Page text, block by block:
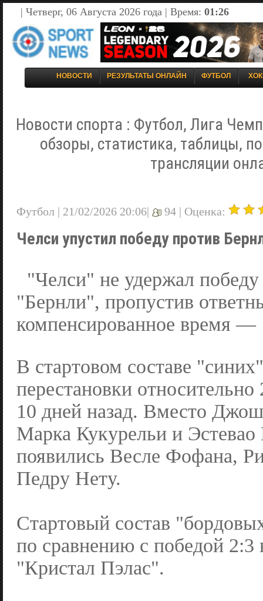
| Четверг, 06 Августа 2026 года | Время: 01:26
НОВОСТИ РЕЗУЛЬТАТЫ ОНЛАЙН ФУТБОЛ
Новости спорта : Футбол, Лига
обзоры, статистика, таблицы,
трансляции
Футбол | 21/02/2026 20:06| 94 | Оценка:
Челси упустил победу против
"Челси" не удержал
"Бернли", пропустив
компенсированное время —
В стартовом составе
перестановки
10 дней назад. Вместо
Марка Кукурельи и Эстевао
появились Весле Фофана,
Педру Нету.
Стартовый состав
по сравнению с победой 2:3
"Кристал Пэлас".